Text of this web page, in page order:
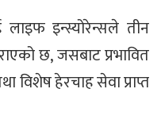
इन्स्योरेन्सले तीन
छ, जसबाट प्रभावित
हेरचाह सेवा प्राप्त